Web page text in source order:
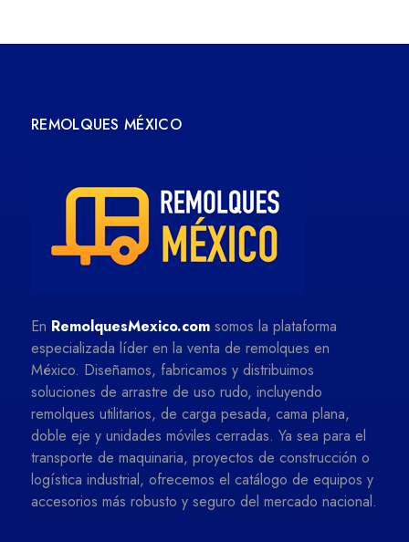
REMOLQUES MÉXICO
En RemolquesMexico.com somos la plataforma
especializada líder en la venta de remolques en
México. Diseñamos, fabricamos y distribuimos
soluciones de arrastre de uso rudo, incluyendo
remolques utilitarios, de carga pesada, cama plana,
doble eje y unidades móviles cerradas. Ya sea para el
transporte de maquinaria, proyectos de construcción o
logística industrial, ofrecemos el catálogo de equipos y
accesorios más robusto y seguro del mercado nacional.